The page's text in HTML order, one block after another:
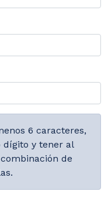
6 caracteres,
dígito y tener al
de